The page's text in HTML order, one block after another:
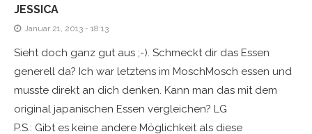
JESSICA
Januar 21, 2013 - 18:13
Sieht doch ganz gut aus ;-). Schmeckt dir das Essen
generell da? Ich war letztens im MoschMosch essen und
musste direkt an dich denken. Kann man das mit dem
original japanischen Essen vergleichen? LG
P.S.: Gibt es keine andere Möglichkeit als diese